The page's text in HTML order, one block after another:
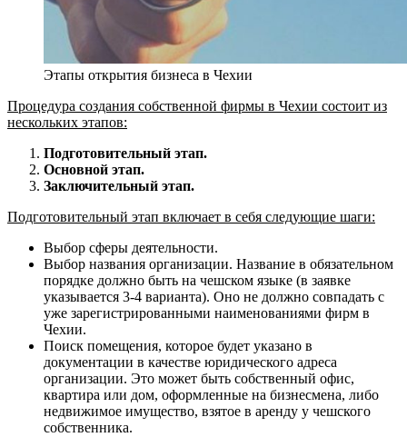
Этапы открытия бизнеса в Чехии
Процедура создания собственной фирмы в Чехии состоит из
нескольких этапов:
Подготовительный этап.
Основной этап.
Заключительный этап.
Подготовительный этап включает в себя следующие шаги:
Выбор сферы деятельности.
Выбор названия организации. Название в обязательном
порядке должно быть на чешском языке (в заявке
указывается 3-4 варианта). Оно не должно совпадать с
уже зарегистрированными наименованиями фирм в
Чехии.
Поиск помещения, которое будет указано в
документации в качестве юридического адреса
организации. Это может быть собственный офис,
квартира или дом, оформленные на бизнесмена, либо
недвижимое имущество, взятое в аренду у чешского
собственника.